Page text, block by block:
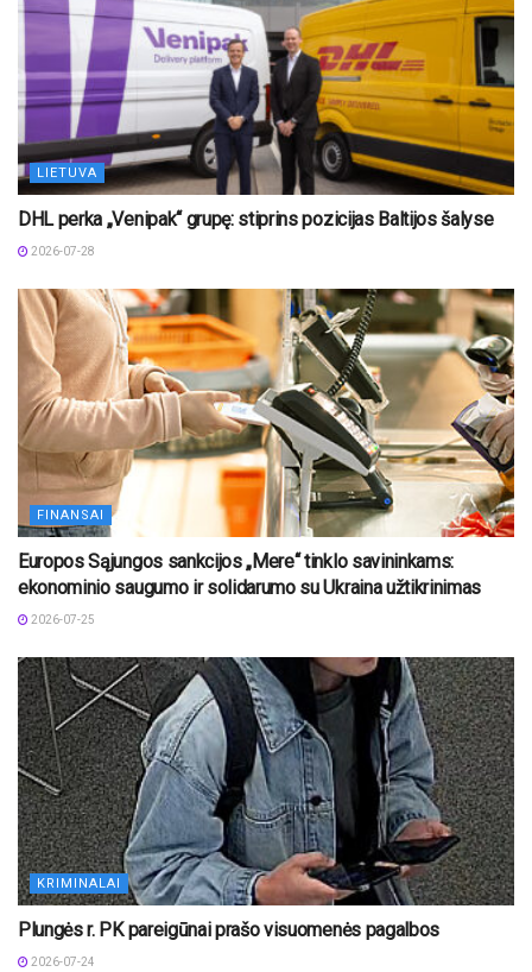
LIETUVA
DHL perka „Venipak“ grupę: stiprins pozicijas Baltijos šalyse
2026-07-28
FINANSAI
Europos Sąjungos sankcijos „Mere“ tinklo savininkams:
ekonominio saugumo ir solidarumo su Ukraina užtikrinimas
2026-07-25
KRIMINALAI
Plungės r. PK pareigūnai prašo visuomenės pagalbos
2026-07-24